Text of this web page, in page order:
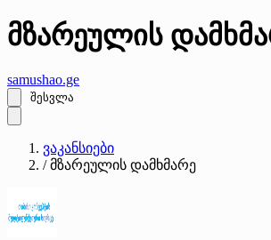
მზარეულის
samushao.ge
შესვლა
ვაკანსიები
/ მზარეულის დამხმარე